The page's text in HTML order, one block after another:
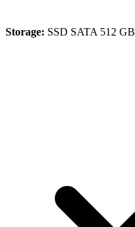
Storage: SSD SATA 512 GB